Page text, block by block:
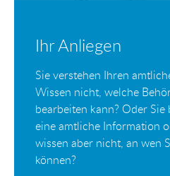
Ihr Anliegen
Sie verstehen Ihren
Wissen nicht, welche
bearbeiten kann? Oder
eine amtliche Information
wissen aber nicht, an wen
können?